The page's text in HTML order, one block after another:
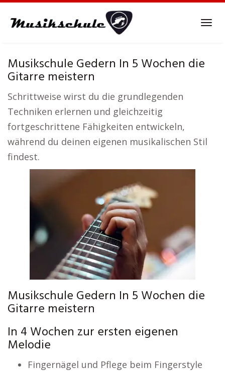
Musikschule Gedern In 5 Wochen die
Gitarre meistern
Schrittweise wirst du die grundlegenden
Techniken erlernen und gleichzeitig
fortgeschrittene Fähigkeiten entwickeln,
während du deinen eigenen musikalischen Stil
findest.
Musikschule Gedern In 5 Wochen die
Gitarre meistern
In 4 Wochen zur ersten eigenen
Melodie
Fingernägel und Pflege beim Fingerstyle